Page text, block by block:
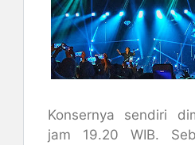
Konsernya sendiri
jam 19.20 WIB.